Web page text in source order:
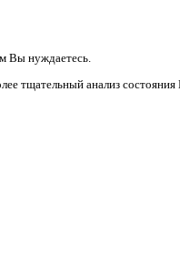
Вы нуждаетесь.
тщательный анализ